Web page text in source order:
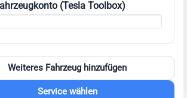
(Tesla Toolbox)
Weiteres Fahrzeug hinzufügen
Service wählen